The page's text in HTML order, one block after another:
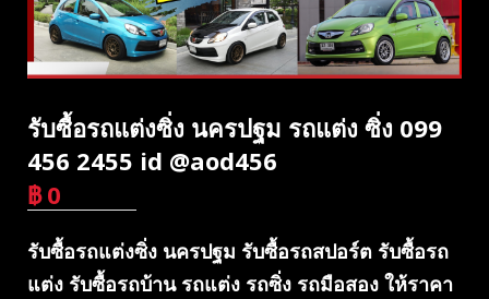
รับซื้อรถแต่งซิ่ง นครปฐม รถแต่ง ซิ่ง 099
456 2455 id @aod456
฿ 0
รับซื้อรถแต่งซิ่ง นครปฐม รับซื้อรถสปอร์ต รับซื้อรถ
แต่ง รับซื้อรถบ้าน รถแต่ง รถซิ่ง รถมือสอง ให้ราคา